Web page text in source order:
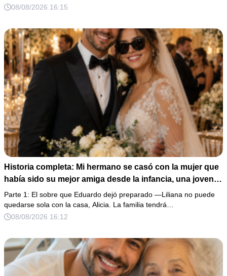
08/08/2026 16:15
Historia completa: Mi hermano se casó con la mujer que
había sido su mejor amiga desde la infancia, una joven
ciega a la que protegió durante toda su vida. Tras su
fallecimiento, ella me entregó un sobre y me confesó la
verdadera razón por la que él la eligió a ella por encima
Parte 1: El sobre que Eduardo dejó preparado —Liliana no puede
quedarse sola con la casa, Alicia. La familia tendrá…
08/08/2026 16:12